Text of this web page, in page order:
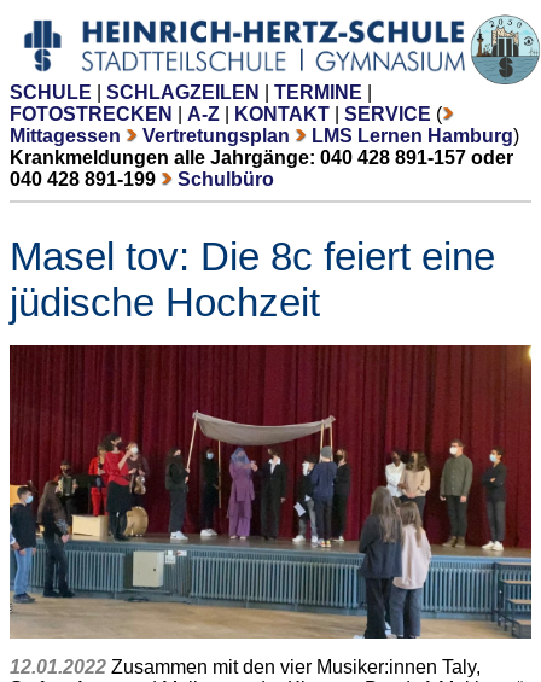
SCHULE SCHLAGZEILEN TERMINE
FOTOSTRECKEN
A-Z KONTAKT SERVICE (
Mittagessen
Vertretungsplan LMS Lernen Hamburg)
Krankmeldungen alle Jahrgänge: 040 428 891-157 oder
040 428 891-199
Schulbüro
Masel tov: Die 8c feiert eine
jüdische Hochzeit
12.01.2022 Zusammen mit den vier Musiker:innen Taly,